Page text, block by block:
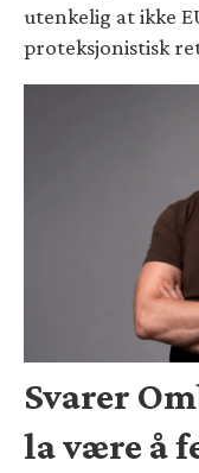
utenkelig at ikke
proteksjonistisk
Svarer
la være å